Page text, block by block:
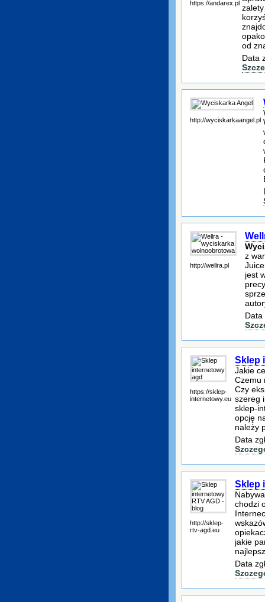
https://andarex.pl
od
Data
http://wyciskarkaangel.pl
http://wellra.pl
z
jest
Data
https://sklep-
internetowy.eu
Sklep
Jakie
Czemu
Czy
szereg
sklep-
opcję
należy
Data
http://sklep-
rtv-agd.eu
Sklep
chodzi
jakie
Data